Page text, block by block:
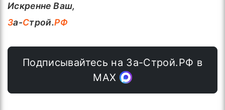
Искренне Ваш,
За-Строй.РФ
Подписывайтесь на За-Строй.РФ в
МАХ